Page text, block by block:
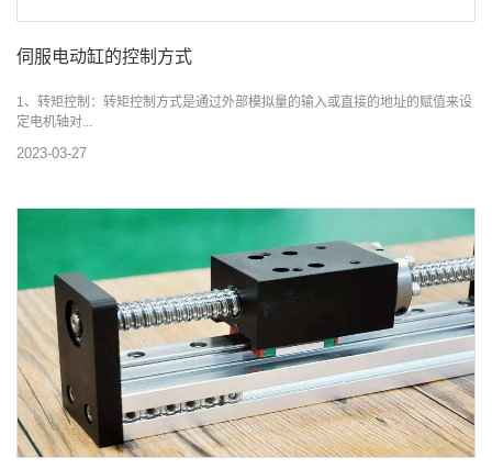
伺服电动缸的控制方式
1、转矩控制：转矩控制方式是通过外部模拟量的输入或直接的地址的赋值来设
定电机轴对...
2023-03-27